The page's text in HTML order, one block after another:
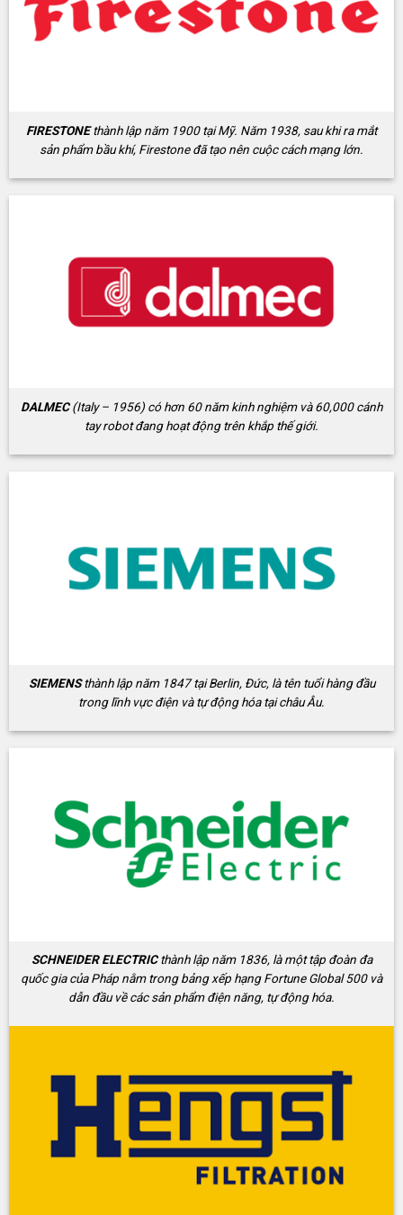
FIRESTONEthành lập năm 1900 tại Mỹ. Năm 1938, sau khi ra mắt
sản phẩm bầu khí, Firestone đã tạo nên cuộc cách mạng lớn.
DALMEC(Italy – 1956) có hơn 60 năm kinh nghiệm và 60,000 cánh
tay robot đang hoạt động trên khắp thế giới.
SIEMENSthành lập năm 1847 tại Berlin, Đức, là tên tuổi hàng đầu
trong lĩnh vực điện và tự động hóa tại châu Âu.
SCHNEIDER ELECTRICthành lập năm 1836, là một tập đoàn đa
quốc gia của Pháp nằm trong bảng xếp hạng Fortune Global 500 và
dẫn đầu về các sản phẩm điện năng, tự động hóa.